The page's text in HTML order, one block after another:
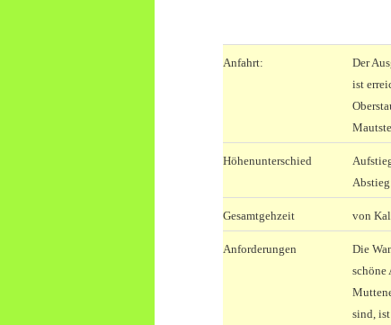
Anfahrt:
Der
ist
Höhenunterschied
Gesamtgehzeit von
Anforderungen
Die
schöne
sind,